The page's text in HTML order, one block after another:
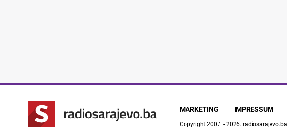
MARKETING IMPRESSUM
Copyright 2007. - 2026. radiosarajevo.ba